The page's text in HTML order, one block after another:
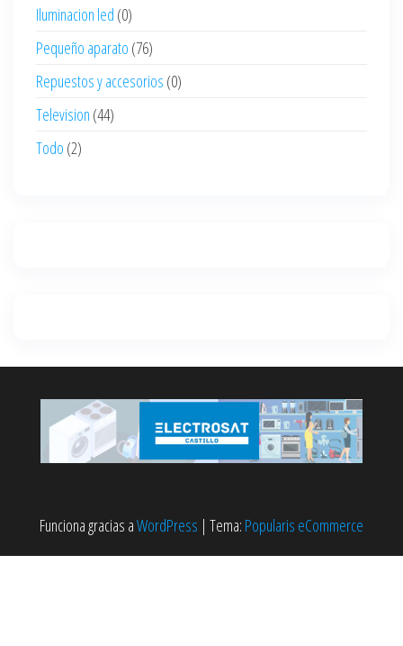
Iluminacion led (0)
Pequeño aparato (76)
Repuestos y accesorios (0)
Television (44)
Todo (2)
Funciona gracias aWordPress | Tema: Popularis eCommerce